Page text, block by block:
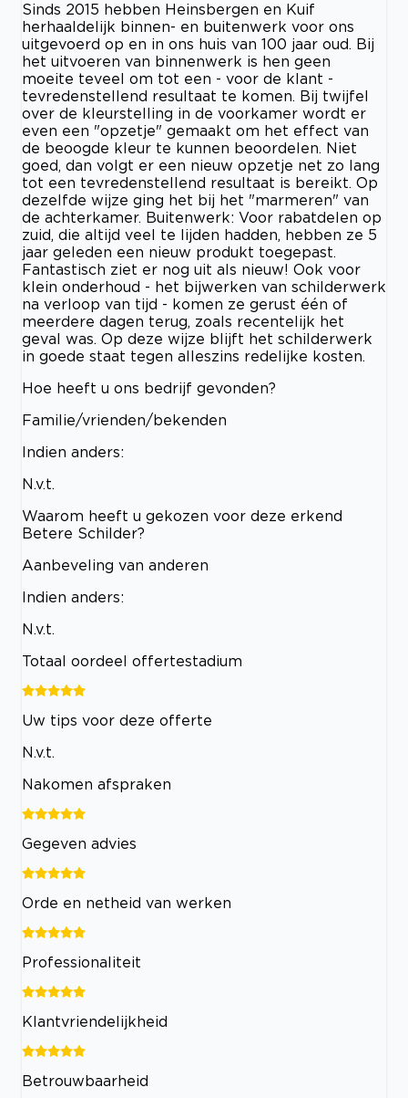
Sinds 2015 hebben Heinsbergen en Kuif
herhaaldelijk binnen- en buitenwerk voor ons
uitgevoerd op en in ons huis van 100 jaar oud. Bij
het uitvoeren van binnenwerk is hen geen
moeite teveel om tot een - voor de klant -
tevredenstellend resultaat te komen. Bij twijfel
over de kleurstelling in de voorkamer wordt er
even een "opzetje" gemaakt om het effect van
de beoogde kleur te kunnen beoordelen. Niet
goed, dan volgt er een nieuw opzetje net zo lang
tot een tevredenstellend resultaat is bereikt. Op
dezelfde wijze ging het bij het "marmeren" van
de achterkamer. Buitenwerk: Voor rabatdelen op
zuid, die altijd veel te lijden hadden, hebben ze 5
jaar geleden een nieuw produkt toegepast.
Fantastisch ziet er nog uit als nieuw! Ook voor
klein onderhoud - het bijwerken van schilderwerk
na verloop van tijd - komen ze gerust één of
meerdere dagen terug, zoals recentelijk het
geval was. Op deze wijze blijft het schilderwerk
in goede staat tegen alleszins redelijke kosten.
Hoe heeft u ons bedrijf gevonden?
Familie/vrienden/bekenden
Indien anders:
N.v.t.
Waarom heeft u gekozen voor deze erkend
Betere Schilder?
Aanbeveling van anderen
Indien anders:
N.v.t.
Totaal oordeel offertestadium
Uw tips voor deze offerte
N.v.t.
Nakomen afspraken
Gegeven advies
Orde en netheid van werken
Professionaliteit
Klantvriendelijkheid
Betrouwbaarheid